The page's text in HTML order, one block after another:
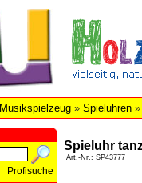
Musikspielzeug » Spieluhren »
Profisuche
Spieluhr
Art.-Nr.: SP43777